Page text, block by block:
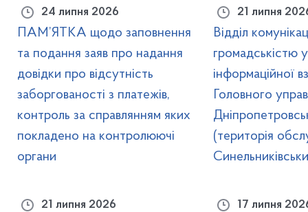
24 липня 2026
ПАМ’ЯТКА щодо заповнення
та подання заяв про надання
довідки про відсутність
заборгованості з платежів,
контроль за справлянням яких
покладено на контролюючі
органи
21 липня
Відділ
громадськістю
інформаційної
Головного
(територія
21 липня 2026 17 липня